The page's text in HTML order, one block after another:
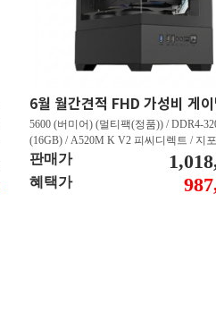
5600 (버미어) (멀티팩(정품)) / DDR4-
(16GB) / A520M K V2 피씨디렉트 / 지
3050 STORM X D6 6GB 이엠텍 /
Me 디앤디컴 (512GB)
판매가
혜택가